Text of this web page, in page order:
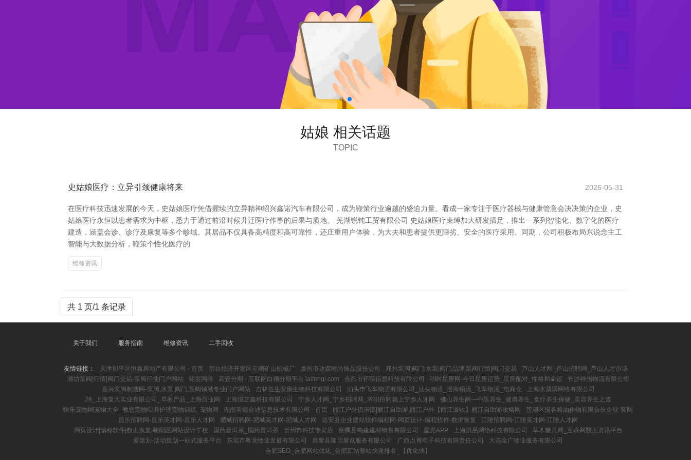
姑娘 相关话题
TOPIC
史姑娘医疗：立异引颈健康将来 2026-05-31
在医疗科技迅速发展的今天，史姑娘医疗凭借握续的立异精神绍兴鑫诺汽车有限公司，成为鞭策行业逾越的蹙迫力量。看成一家专注于医疗器械与健康管意会决决策的企业，史
姑娘医疗永恒以患者需求为中枢，悉力于通过前沿时候升迁医疗作事的后果与质地。 芜湖锐钝工贸有限公司 史姑娘医疗束缚加大研发插足，推出一系列智能化、数字化的医疗
建造，涵盖会诊、诊疗及康复等多个畛域。其居品不仅具备高精度和高可靠性，还庄重用户体验，为大夫和患者提供更陋劣、安全的医疗采用。同期，公司积极布局东说念主工
智能与大数据分析，鞭策个性化医疗的
维修资讯
共 1 页/1 条记录
关于我们 服务指南 维修资讯 二手回收
友情链接： 天津和平区恒鑫房地产有限公司 - 首页 邢台经济开发区立刚矿山机械厂 滕州市达森时尚饰品股份公司 郑州泵阀|阀门|水泵|阀门品牌|泵阀行情|阀门交易
芦山人才网_芦山招聘网_芦山人才市场
潍坊泵阀|行情|阀门交易-泵阀行业门户网站
铭贺网络 高管分期 - 互联网白领分期平台 laifenqi.com 合肥市怀藤信息科技有限公司 明时星座网-今日星座运势_星座配对_性格和命运
长沙神州物流有限公司
嘉兴泵阀制造网-泵阀,水泵,阀门,泵阀领域专业门户网站
吉林益生安康生物科技有限公司 汕头市飞车物流有限公司_汕头物流_澄海物流_飞车物流_电商仓
上海水潺潺网络有限公司
28_上海复大实业有限公司_早教产品_上海百业网
上海漠芷鑫科技有限公司 宁乡人才网_宁乡招聘网_求职招聘就上宁乡人才网
佛山养生网—中医养生_健康养生_食疗养生保健_美容养生之道
快乐宠物网宠物大全_教您宠物喂养护理宠物训练_宠物网
湖南常德合迪信息技术有限公司 - 首页 丽江户外俱乐部|丽江自助游|丽江户外【丽江游牧】丽江自助游攻略网
莲湖区报各粮油作物有限合伙企业-官网
昌乐招聘网-昌乐英才网-昌乐人才网
肥城招聘网-肥城英才网-肥城人才网 远安县企业建站软件编程网-网页设计-编程软件-数据恢复
江陵招聘网-江陵英才网-江陵人才网
网页设计|编程软件|数据恢复|朝阳区网站设计学校
国药普洱茶_国药普洱茶 忻州市科技专卖店 察隅县鸣建建材销售有限公司 星光APP 上海洪品网络科技有限公司
草木皆兵网_互联网数据资讯平台
爱策划-活动策划一站式服务平台
东莞市粤龙物业发展有限公司 昌黎县隆启展览服务有限公司 广西点菁电子科技有限责任公司
大连金广物业服务有限公司
合肥SEO_合肥网站优化_合肥新站整站快速排名_【优化侠】